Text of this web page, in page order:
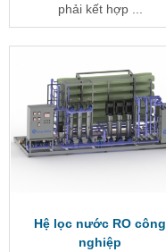
phải kết hợp ...
Hệ lọc nước RO công
nghiệp